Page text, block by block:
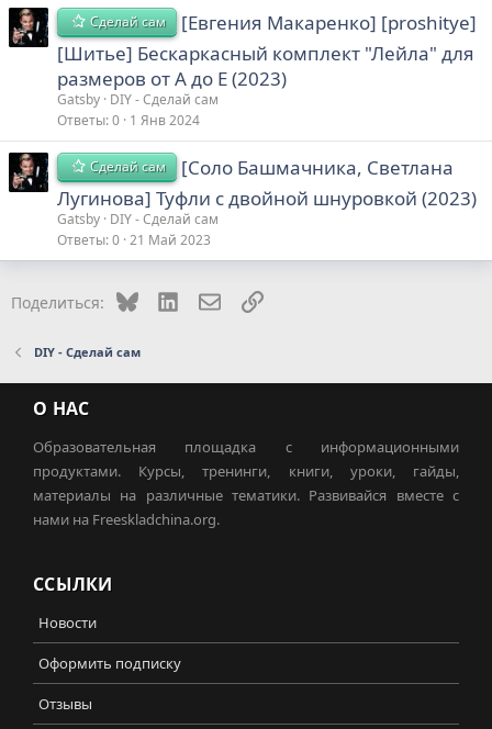
Сделай сам
[Евгения Макаренко] [proshitye]
[Шитье] Бескаркасный комплект "Лейла" для
размеров от А до Е (2023)
Gatsby DIY - Сделай сам
Ответы 0 1 Янв 2024
Сделай сам
[Соло Башмачника, Светлана
Лугинова] Туфли с двойной шнуровкой (2023)
Gatsby DIY - Сделай сам
Ответы 0 21 Май 2023
Поделиться: Bluesky LinkedInЭлектронная почта
Ссылка
DIY - Сделай сам
О НАС
Образовательная площадка с информационными
продуктами. Курсы, тренинги, книги, уроки, гайды,
материалы на различные тематики. Развивайся вместе с
нами на Freeskladchina.org.
ССЫЛКИ
Новости
Оформить подписку
Отзывы